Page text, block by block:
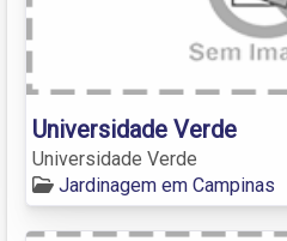
Universidade Verde
Universidade Verde
Jardinagem em Campinas